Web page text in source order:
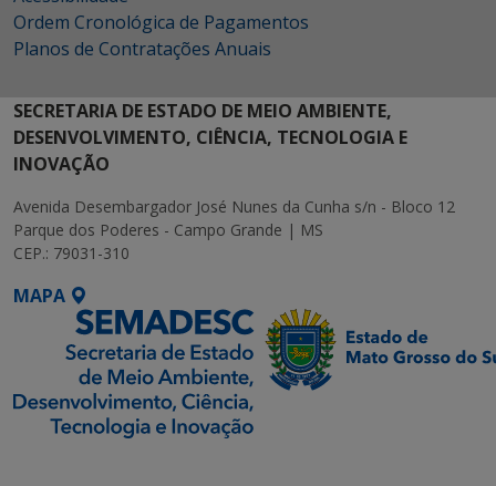
Ordem Cronológica de Pagamentos
Planos de Contratações Anuais
SECRETARIA DE ESTADO DE MEIO AMBIENTE,
DESENVOLVIMENTO, CIÊNCIA, TECNOLOGIA E
INOVAÇÃO
Avenida Desembargador José Nunes da Cunha s/n - Bloco 12
Parque dos Poderes - Campo Grande | MS
CEP.: 79031-310
MAPA